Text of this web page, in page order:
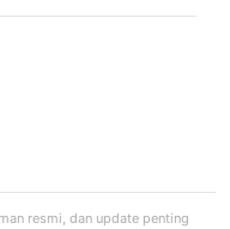
resmi, dan update penting